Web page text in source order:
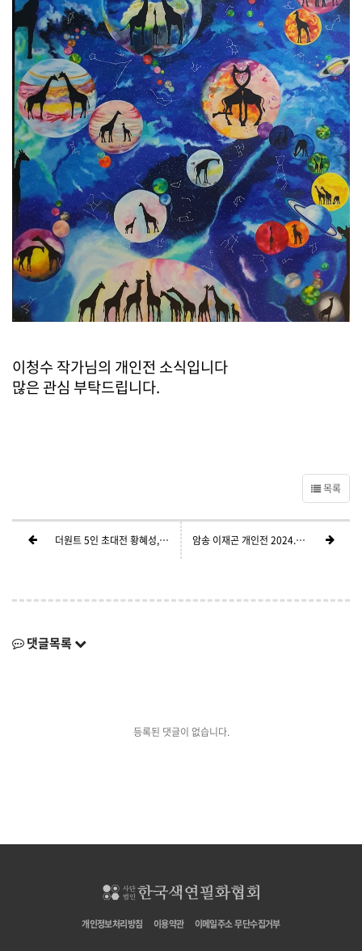
이청수 작가님의 개인전 소식입니다
많은 관심 부탁드립니다.
목록
더원트 5인 초대전 황혜성, 김남선, 최경자, 최춘홍, 이용례 암송 이재곤 개인전 2024.09.20(금)-26(목)
댓글목록
등록된 댓글이 없습니다.
개인정보처리방침 이용약관 이메일주소 무단수집거부